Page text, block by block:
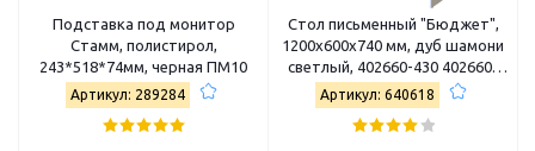
Подставка под монитор
Стамм, полистирол,
243*518*74мм, черная ПМ10
Артикул: 289284
Стол письменный "Бюджет",
1200х600х740 мм, дуб шамони
светлый, 402660-430 402660-
430
Артикул: 640618